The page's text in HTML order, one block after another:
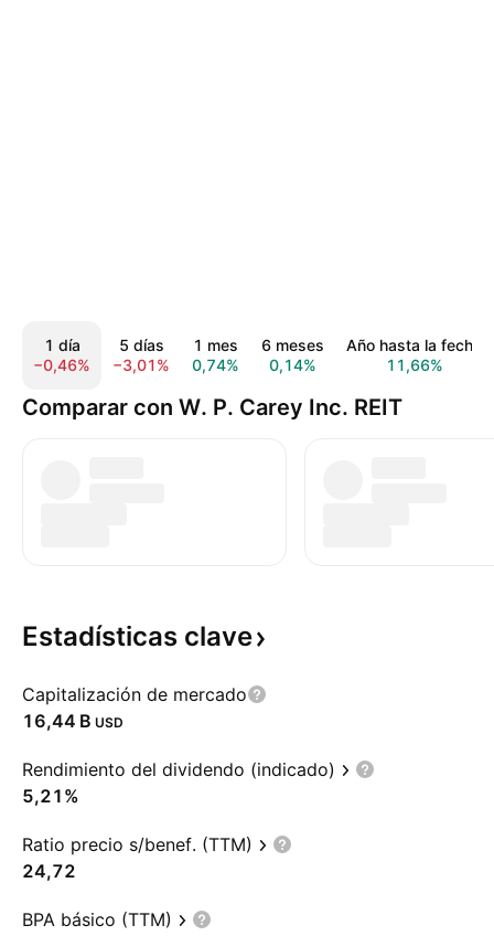
1 día
−0,46%
5 días
−3,01%
1 mes
0,74%
6 meses
0,14%
Año hasta la fecha
11,66%
Comparar con W. P. Carey Inc. REIT
Estadísticas clave
Capitalización de mercado
‪16,44 B‬ USD
Rendimiento del dividendo (indicado)
5,21%
Ratio precio s/benef. (TTM)
24,72
BPA básico (TTM)